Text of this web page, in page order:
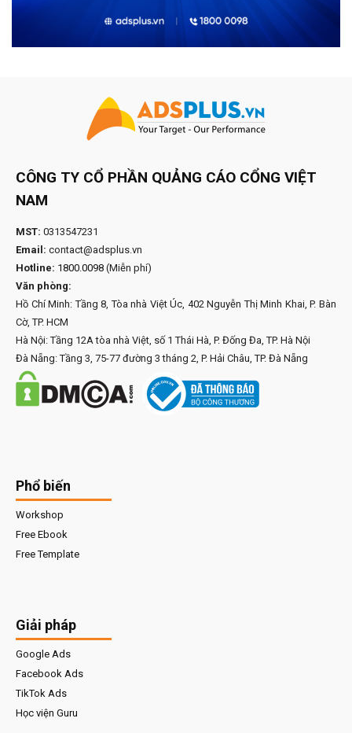
CÔNG TY CỔ PHẦN QUẢNG CÁO CỔNG VIỆT
NAM
MST: 0313547231
Email: contact@adsplus.vn
Hotline: 1800.0098 (Miễn phí)
Văn phòng:
Hồ Chí Minh: Tầng 8, Tòa nhà Việt Úc, 402 Nguyễn Thị Minh Khai, P. Bàn
Cờ, TP. HCM
Hà Nội: Tầng 12A tòa nhà Việt, số 1 Thái Hà, P. Đống Đa, TP. Hà Nội
Đà Nẵng: Tầng 3, 75-77 đường 3 tháng 2, P. Hải Châu, TP. Đà Nẵng
Phổ biến
Workshop
Free Ebook
Free Template
Giải pháp
Google Ads
Facebook Ads
TikTok Ads
Học viện Guru